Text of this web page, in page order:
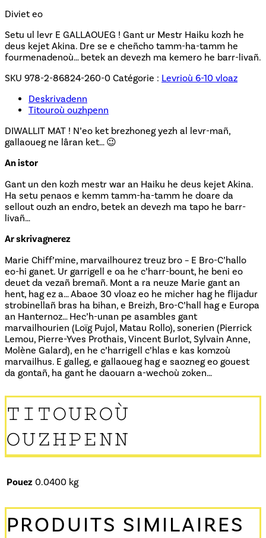
Diviet eo
Setu ul levr E GALLAOUEG ! Gant ur Mestr Haiku kozh he
deus kejet Akina. Dre se e cheñcho tamm-ha-tamm he
fourmenadenoù… betek an devezh ma kemero he barr-livañ.
SKU 978-2-86824-260-0 Catégorie : Levrioù 6-10 vloaz
Deskrivadenn
Titouroù ouzhpenn
DIWALLIT MAT ! N’eo ket brezhoneg yezh al levr-mañ,
gallaoueg ne lâran ket… 😉
An istor
Gant un den kozh mestr war an Haiku he deus kejet Akina.
Ha setu penaos e kemm tamm-ha-tamm he doare da
sellout ouzh an endro, betek an devezh ma tapo he barr-
livañ…
Ar skrivagnerez
Marie Chiff’mine, marvailhourez treuz bro – E Bro-C’hallo
eo-hi ganet. Ur garrigell e oa he c’harr-bount, he beni eo
deuet da vezañ bremañ. Mont a ra neuze Marie gant an
hent, hag ez a… Abaoe 30 vloaz eo he micher hag he flijadur
strobinellañ bras ha bihan, e Breizh, Bro-C’hall hag e Europa
an Hanternoz… Hec’h-unan pe asambles gant
marvailhourien (Loïg Pujol, Matau Rollo), sonerien (Pierrick
Lemou, Pierre-Yves Prothais, Vincent Burlot, Sylvain Anne,
Molène Galard), en he c’harrigell c’hlas e kas komzoù
marvailhus. E galleg, e gallaoueg hag e saozneg eo gouest
da gontañ, ha gant he daouarn a-wechoù zoken…
TITOUROÙ
OUZHPENN
Pouez 0.0400 kg
PRODUITS SIMILAIRES